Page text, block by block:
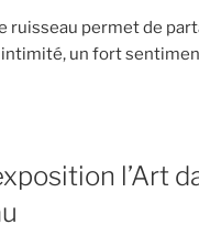
ruisseau permet de
un fort
l’Art